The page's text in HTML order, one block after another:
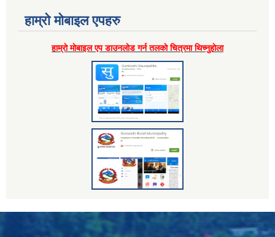
हाम्राे माेबाइल एपहरु
हाम्राे माेबाइल एप डाउनलाेड गर्न तलकाे चित्रमा थिच्नुहाेला